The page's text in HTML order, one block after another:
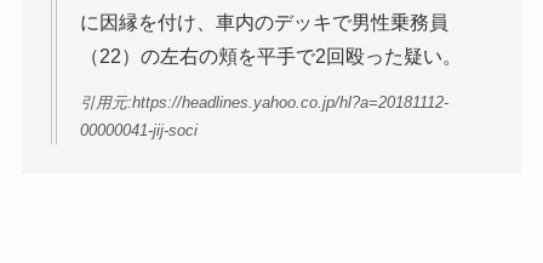
に因縁を付け、車内のデッキで男性乗務員
（22）の左右の頬を平手で2回殴った疑い。
引用元:https://headlines.yahoo.co.jp/hl?a=20181112-
00000041-jij-soci